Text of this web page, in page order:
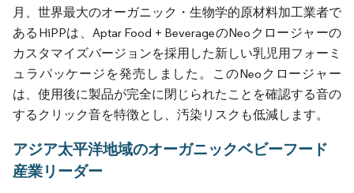
月、世界最大のオーガニック・生物学的原材料加工業者で
あるHiPPは、Aptar Food + BeverageのNeoクロージャーの
カスタマイズバージョンを採用した新しい乳児用フォーミ
ュラパッケージを発売しました。このNeoクロージャー
は、使用後に製品が完全に閉じられたことを確認する音の
するクリック音を特徴とし、汚染リスクも低減します。
アジア太平洋地域のオーガニックベビーフード
産業リーダー